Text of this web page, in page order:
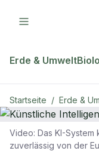
Erde & Umwelt
Startseite / Erde &
ERDE & UMWELT
Video: Das KI-System
zuverlässig von der